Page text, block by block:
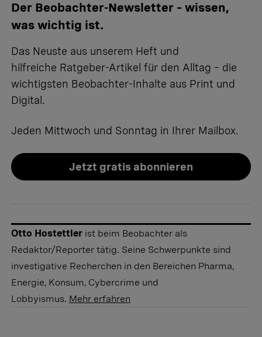
Der Beobachter-Newsletter – wissen,
was wichtig ist.
Das Neuste aus unserem Heft und
hilfreiche Ratgeber-Artikel für den Alltag – die
wichtigsten Beobachter-Inhalte aus Print und
Digital.
Jeden Mittwoch und Sonntag in Ihrer Mailbox.
Jetzt gratis abonnieren
Otto Hostettler ist beim Beobachter als
Redaktor/Reporter tätig. Seine Schwerpunkte sind
investigative Recherchen in den Bereichen Pharma,
Energie, Konsum, Cybercrime und
Lobbyismus. Mehr erfahren